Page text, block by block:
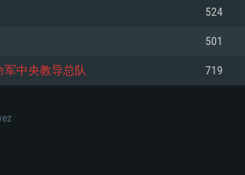
de banda larga.
de banda larga.
524
501
军中央教导总队 719